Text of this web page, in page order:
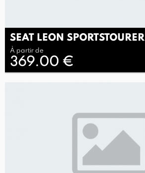
SEAT LEON SPORTSTOURER
À partir de
369.00 €